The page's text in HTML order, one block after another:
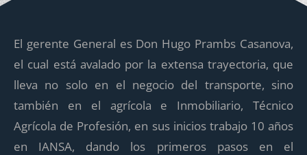
El gerente General es Don Hugo Prambs Casanova,
el cual está avalado por la extensa trayectoria, que
lleva no solo en el negocio del transporte, sino
también en el agrícola e Inmobiliario, Técnico
Agrícola de Profesión, en sus inicios trabajo 10 años
en IANSA, dando los primeros pasos en el